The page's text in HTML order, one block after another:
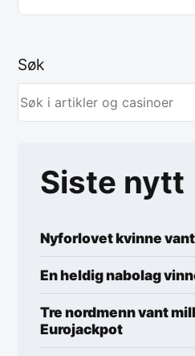
Søk
Siste nytt
Nyforlovet kvinne
En heldig nabolag
Tre nordmenn vant
Eurojackpot